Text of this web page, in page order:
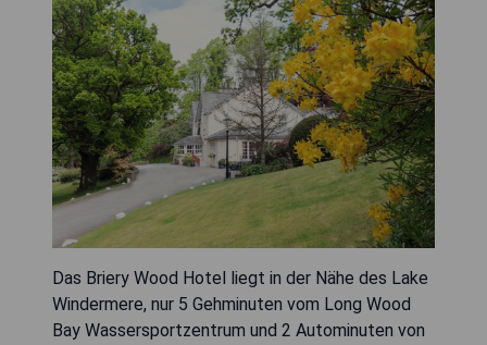
Das Briery Wood Hotel liegt in der Nähe des Lake
Windermere, nur 5 Gehminuten vom Long Wood
Bay Wassersportzentrum und 2 Autominuten von